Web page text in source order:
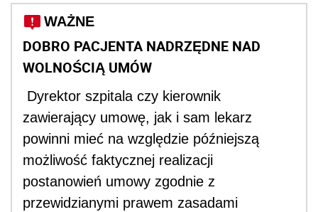
WAŻNE
DOBRO PACJENTA NADRZĘDNE NAD
WOLNOŚCIĄ UMÓW
Dyrektor szpitala czy kierownik
zawierający umowę, jak i sam lekarz
powinni mieć na względzie późniejszą
możliwość faktycznej realizacji
postanowień umowy zgodnie z
przewidzianymi prawem zasadami